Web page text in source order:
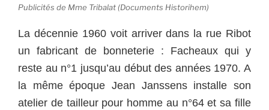
Publicités de Mme Tribalat (Documents Historihem)
La décennie 1960 voit arriver dans la rue Ribot
un fabricant de bonneterie : Facheaux qui y
reste au n°1 jusqu’au début des années 1970. A
la même époque Jean Janssens installe son
atelier de tailleur pour homme au n°64 et sa fille